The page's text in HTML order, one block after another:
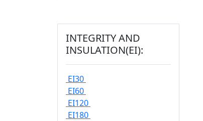
INTEGRITY AND
INSULATION(EI):
EI30
EI60
EI120
EI180